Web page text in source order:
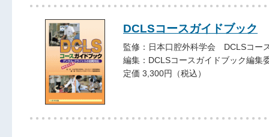
DCLSコースガイドブック
監修：日本口腔外科学会 DCLSコー
編集：DCLSコースガイドブック編集
定価 3,300円（税込）